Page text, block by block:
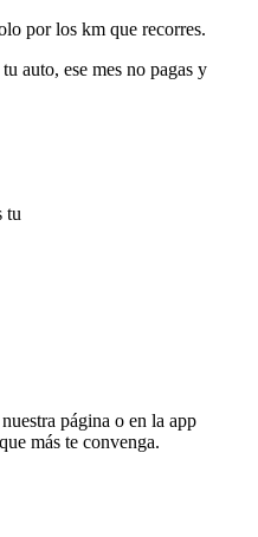
por los km que recorres.
auto, ese mes no pagas y
tu
página o en la app
más te convenga.